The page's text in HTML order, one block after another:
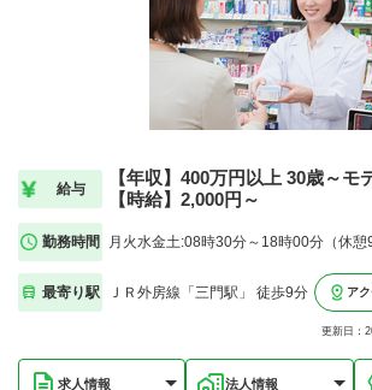
給与
【年収】400万円以上 30歳～モ
【時給】2,000円～
勤務時間 月火水金土:08時30分～18時00分（休憩
最寄り駅 ＪＲ外房線「三門駅」 徒歩9分 ア
更新日：
求人情報 法人情報